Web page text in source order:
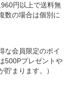
円以上で送料無
数の場合は個別に
な会員限定のポイ
500Pプレゼントや
貯まります。）